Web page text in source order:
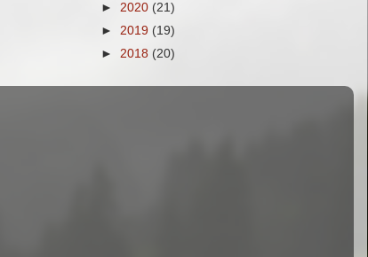
► 2020 (21)
► 2019 (19)
► 2018 (20)